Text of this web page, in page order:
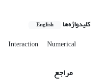
کلیدواژه‌ها English
Interaction Numerical
مراجع